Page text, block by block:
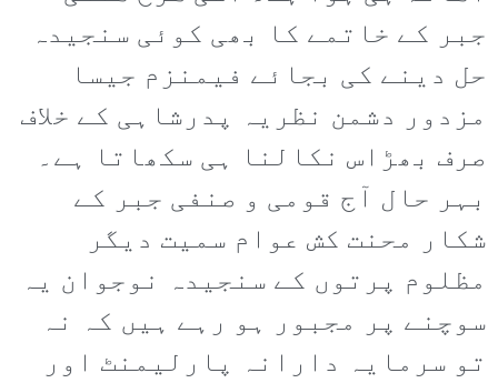
جبر کے خاتمے کا بھی کوئی سنجیدہ
حل دینے کی بجائے فیمنزم جیسا
مزدور دشمن نظریہ پدرشاہی کے خلاف
صرف بھڑاس نکالنا ہی سکھاتا ہے۔
بہر حال آج قومی و صنفی جبر کے
شکار محنت کش عوام سمیت دیگر
مظلوم پرتوں کے سنجیدہ نوجوان یہ
سوچنے پر مجبور ہو رہے ہیں کہ نہ
تو سرمایہ دارانہ پارلیمنٹ اور